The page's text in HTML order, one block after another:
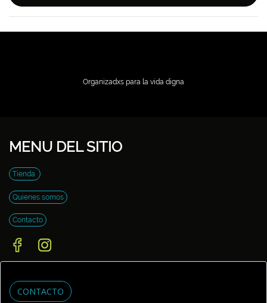
Organizadxs para la vida digna
MENU DEL SITIO
Tienda
Quienes somos
Contacto
CONTACTO